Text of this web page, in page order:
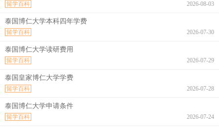
2026-08-03
留学百科
泰国博仁大学本科四年学费
2026-07-30
留学百科
泰国博仁大学读研费用
2026-07-29
留学百科
泰国皇家博仁大学学费
2026-07-28
留学百科
泰国博仁大学申请条件
2026-07-24
留学百科